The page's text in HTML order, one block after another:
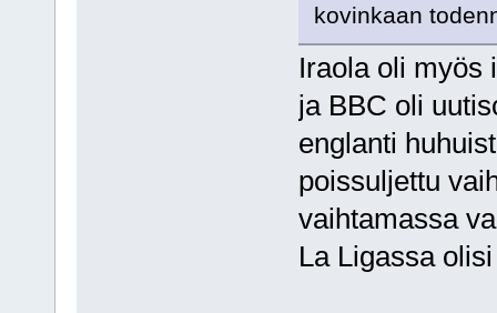
kovinkaan
Iraola oli myös
ja BBC oli
englanti
poissuljettu
vaihtamassa
La Ligassa